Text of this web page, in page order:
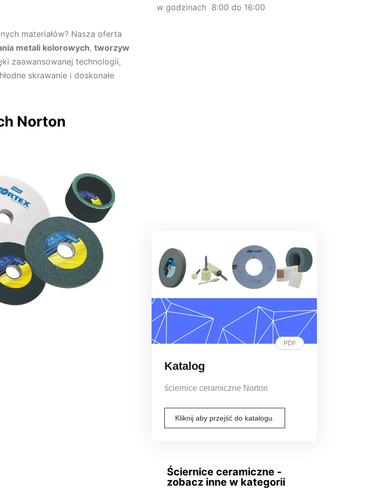
materiałów? Nasza oferta
metali kolorowych, tworzyw
zaawansowanej technologii,
skrawanie i doskonałe
Norton
w godzinach 8:00 do 16:00
PDF
Katalog
ściernice ceramiczne Norton
Kliknij aby przejść do katalogu.
Ściernice ceramiczne -
zobacz inne w kategorii